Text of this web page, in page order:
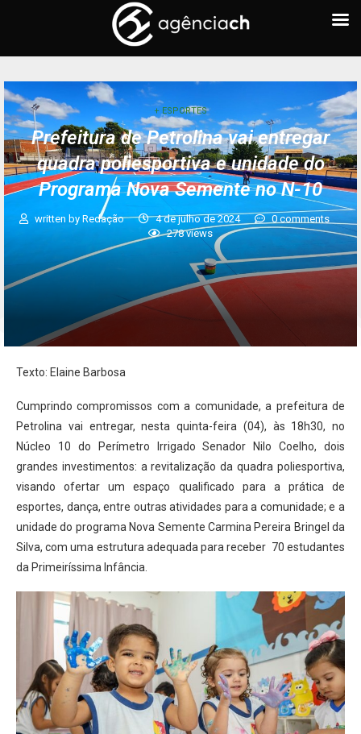
+ ESPORTES
Prefeitura de Petrolina vai entregar
quadra poliesportiva e unidade do
Programa Nova Semente no N-10
written by Redação 4 de julho de 2024
0 comments
278views
Texto: Elaine Barbosa
Cumprindo compromissos com a comunidade, a prefeitura de
Petrolina vai entregar, nesta quinta-feira (04), às 18h30, no
Núcleo 10 do Perímetro Irrigado Senador Nilo Coelho, dois
grandes investimentos: a revitalização da quadra poliesportiva,
visando ofertar um espaço qualificado para a prática de
esportes, dança, entre outras atividades para a comunidade; e a
unidade do programa Nova Semente Carmina Pereira Bringel da
Silva, com uma estrutura adequada para receber 70 estudantes
da Primeiríssima Infância.